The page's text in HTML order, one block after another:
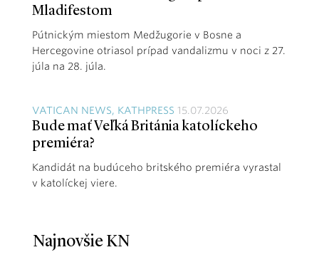
Mladifestom
Pútnickým miestom Medžugorie v Bosne a
Hercegovine otriasol prípad vandalizmu v noci z 27.
júla na 28. júla.
VATICAN NEWS, KATHPRESS 15.07.2026
Bude mať Veľká Británia katolíckeho
premiéra?
Kandidát na budúceho britského premiéra vyrastal
v katolíckej viere.
Najnovšie KN